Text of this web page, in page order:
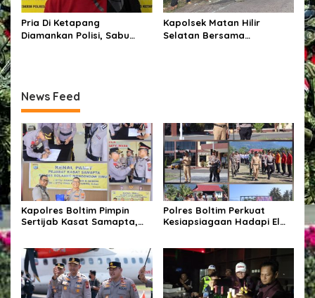
Pria Di Ketapang
Diamankan Polisi, Sabu
Kapolsek Matan Hilir
Selatan Bersama
News Feed
Kapolres Boltim Pimpin
Sertijab Kasat Samapta,
Penguatan Pelayanan
Kepolisian
Polres Boltim Perkuat
Kesiapsiagaan Hadapi El